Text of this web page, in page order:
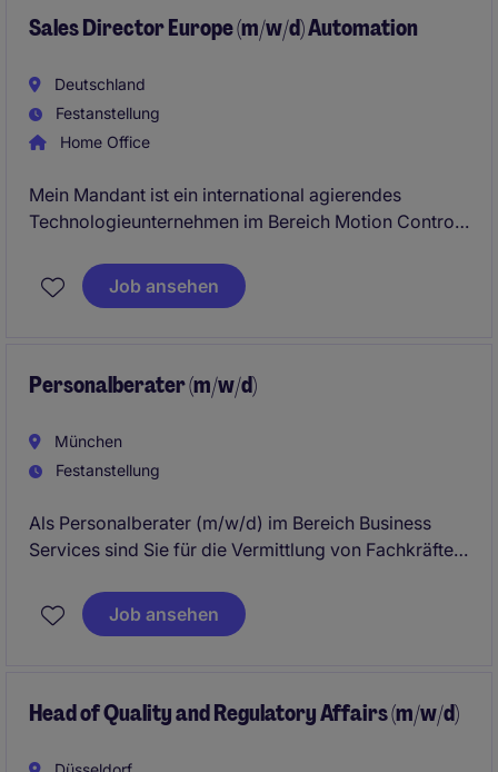
Sales Director Europe (m/w/d) Automation
Deutschland
Festanstellung
Home Office
Mein Mandant ist ein international agierendes
Technologieunternehmen im Bereich Motion Control,
Im Zuge einer altersbedingten Nachbestzung suche
Job ansehen
Personalberater (m/w/d)
München
Festanstellung
Als Personalberater (m/w/d) im Bereich Business
Services sind Sie für die Vermittlung von Fachkräften
spannenden Position agieren Sie als Schnittstelle
zwischen Unternehmen und Bewerbern und tragen
Job ansehen
Head of Quality and Regulatory Affairs (m/w/d)